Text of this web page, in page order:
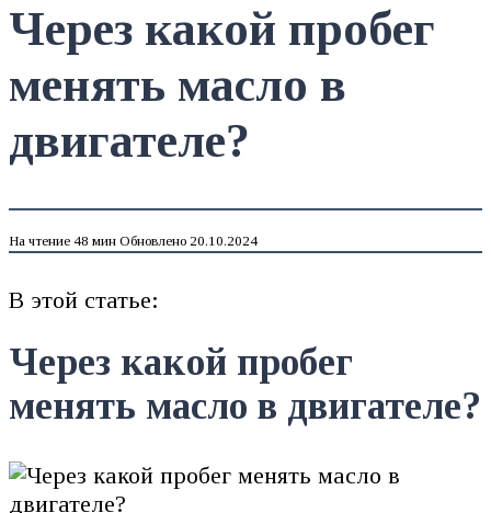
Через какой пробег
менять масло в
двигателе?
На чтение 48 мин Обновлено 20.10.2024
В этой статье:
Через какой пробег
менять масло в двигателе?